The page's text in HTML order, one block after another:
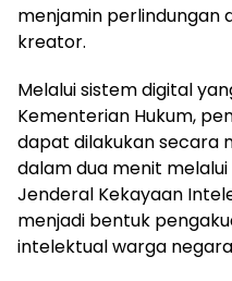
menjamin perlindungan
kreator.
Melalui sistem digital
Kementerian Hukum,
dapat dilakukan secara
dalam dua menit
Jenderal Kekayaan
menjadi bentuk
intelektual warga